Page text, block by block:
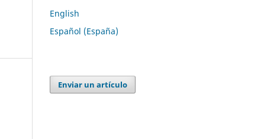
English
Español (España)
Enviar un artículo